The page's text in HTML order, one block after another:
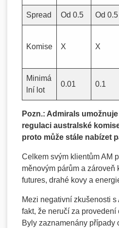
Spread Od 0.5 Od 0.5
Komise X X
Minimá
lní lot
0.01 0.1
Pozn.: Admirals
regulaci australské
proto může stále nabízet
Celkem svým klientům AM
měnovým párům a zároveň
futures, drahé kovy a
Mezi negativní zkušenosti
fakt, že neručí za
Byly zaznamenány případy